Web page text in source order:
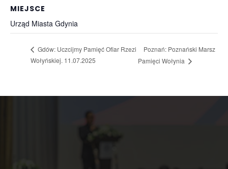
MIEJSCE
Urząd Miasta Gdynia
Gdów: Uczcijmy Pamięć Ofiar Rzezi
Wołyńskiej. 11.07.2025
Poznań: Poznański Marsz
Pamięci Wołynia